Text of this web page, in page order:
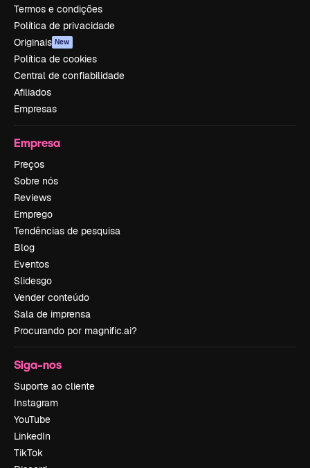
Termos e condições
Política de privacidade
Originais New
Política de cookies
Central de confiabilidade
Afiliados
Empresas
Empresa
Preços
Sobre nós
Reviews
Emprego
Tendências de pesquisa
Blog
Eventos
Slidesgo
Vender conteúdo
Sala de imprensa
Procurando por magnific.ai?
Siga-nos
Suporte ao cliente
Instagram
YouTube
LinkedIn
TikTok